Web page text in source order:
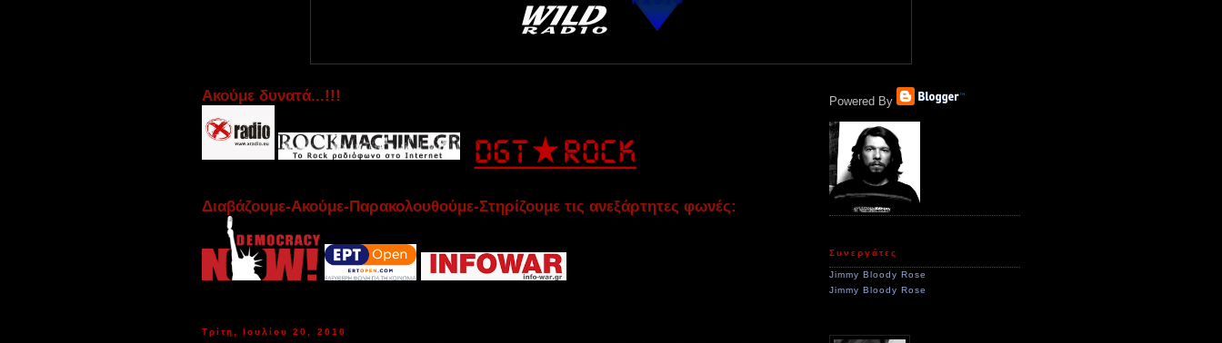
Aκούμε δυνατά...!!!
Διαβάζουμε-Ακούμε-Παρακολουθούμε-Στηρίζουμε τις ανεξάρτητες φωνές:
Τρίτη, Ιουλίου 20, 2010
Powered By
Συνεργάτες
Jimmy Bloody Rose
Jimmy Bloody Rose